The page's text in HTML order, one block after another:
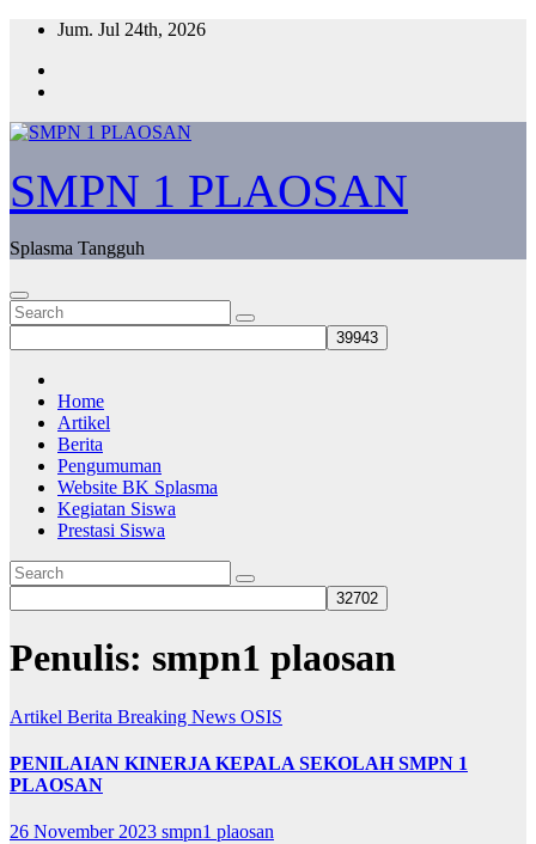
Skip
content
Jum. Jul 24th, 2026
SMPN 1 PLAOSAN
Splasma Tangguh
Home
Artikel
Berita
Pengumuman
Website BK Splasma
Kegiatan Siswa
Prestasi Siswa
Penulis: smpn1 plaosan
Artikel Berita Breaking News OSIS
PENILAIAN KINERJA KEPALA SEKOLAH SMPN 1
PLAOSAN
26 November 2023 smpn1 plaosan